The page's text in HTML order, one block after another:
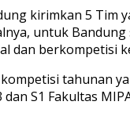
kirimkan 5 Tim
untuk
dan berkompetisi
tahunan
S1 Fakultas